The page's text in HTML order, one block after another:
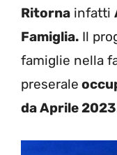
Ritorna infatti
Famiglia. Il
famiglie nella
preserale
da Aprile